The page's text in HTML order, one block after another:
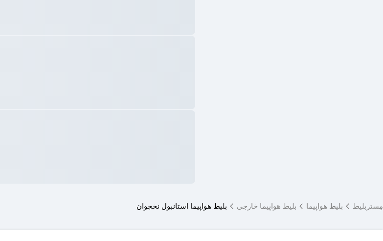
مِستربلیط بلیط هواپیما بلیط هواپیما خارجی بلیط هواپیما استانبول نخجوان